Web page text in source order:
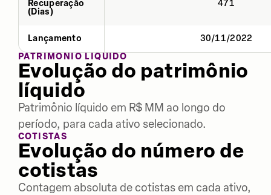
Recuperação
(Dias)
471
Lançamento
30/11/2022
PATRIMÔNIO LÍQUIDO
Evolução do patrimônio
líquido
Patrimônio líquido em R$ MM ao longo do
período, para cada ativo selecionado.
COTISTAS
Evolução do número de
cotistas
Contagem absoluta de cotistas em cada ativo,